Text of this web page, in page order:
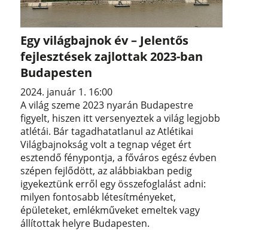
Egy világbajnok év – Jelentős
fejlesztések zajlottak 2023-ban
Budapesten
2024. január 1. 16:00
A világ szeme 2023 nyarán Budapestre
figyelt, hiszen itt versenyeztek a világ legjobb
atlétái. Bár tagadhatatlanul az Atlétikai
Világbajnokság volt a tegnap véget ért
esztendő fénypontja, a főváros egész évben
szépen fejlődött, az alábbiakban pedig
igyekeztünk erről egy összefoglalást adni:
milyen fontosabb létesítményeket,
épületeket, emlékműveket emeltek vagy
állítottak helyre Budapesten.